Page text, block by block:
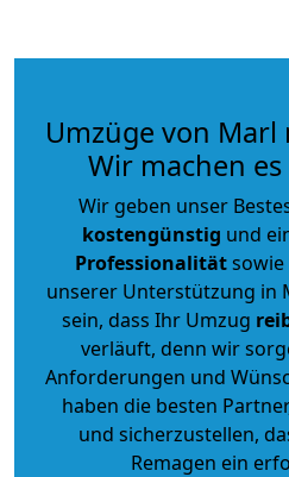
Umzüge von Marl
Wir machen
Wir geben unser
kostengünstig und
Professionalität
unserer Unterstützung in
sein, dass Ihr Umzug
verläuft, denn wir
Anforderungen und
haben die besten
und sicherzustellen,
Remagen ein